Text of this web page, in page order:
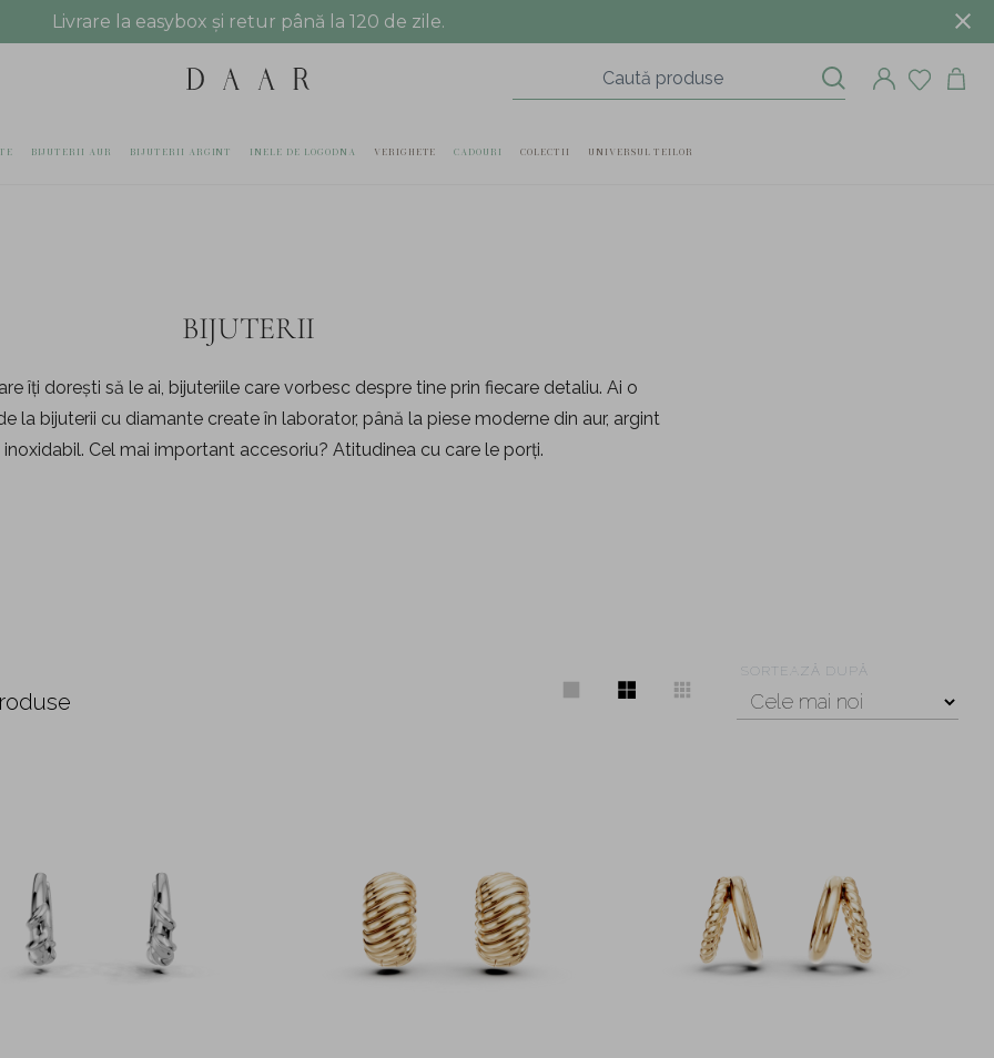
Livrare la easybox și retur până la 120 de zile.
BIJUTERII AUR BIJUTERII ARGINT INELE DE LOGODNA VERIGHETE CADOURI COLECTII UNIVERSUL TEILOR
BIJUTERII
îți dorești să le ai, bijuteriile care vorbesc despre tine prin fiecare detaliu. Ai o
la bijuterii cu diamante create în laborator, până la piese moderne din aur, argint
inoxidabil. Cel mai important accesoriu? Atitudinea cu care le porți.
SORTEAZĂ DUPĂ